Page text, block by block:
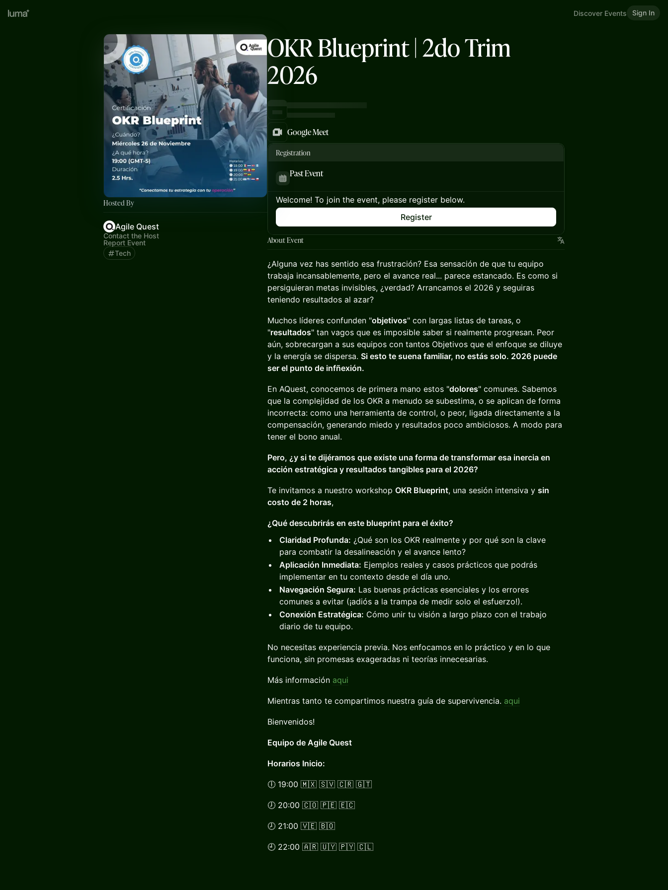
Discover Events Sign In
Hosted By
Agile Quest
Contact the Host
Report Event
Tech
OKR Blueprint | 2do Trim
2026
Google Meet
Registration
Past Event
Welcome! To join the event, please register below.
Register
About Event
¿Alguna vez has sentido esa frustración? Esa sensación de que tu equipo
trabaja incansablemente, pero el avance real... parece estancado. Es como si
persiguieran metas invisibles, ¿verdad? Arrancamos el 2026 y seguiras
teniendo resultados al azar?
Muchos líderes confunden "objetivos" con largas listas de tareas, o
"resultados" tan vagos que es imposible saber si realmente progresan. Peor
aún, sobrecargan a sus equipos con tantos Objetivos que el enfoque se diluye
y la energía se dispersa. Si esto te suena familiar, no estás solo. 2026 puede
ser el punto de infñexión.
En AQuest, conocemos de primera mano estos "dolores" comunes. Sabemos
que la complejidad de los OKR a menudo se subestima, o se aplican de forma
incorrecta: como una herramienta de control, o peor, ligada directamente a la
compensación, generando miedo y resultados poco ambiciosos. A modo para
tener el bono anual.
Pero, ¿y si te dijéramos que existe una forma de transformar esa inercia en
acción estratégica y resultados tangibles para el 2026?
Te invitamos a nuestro workshop OKR Blueprint, una sesión intensiva y sin
costo de 2 horas,
¿Qué descubrirás en este blueprint para el éxito?
Claridad Profunda: ¿Qué son los OKR realmente y por qué son la clave
para combatir la desalineación y el avance lento?
Aplicación Inmediata: Ejemplos reales y casos prácticos que podrás
implementar en tu contexto desde el día uno.
Navegación Segura: Las buenas prácticas esenciales y los errores
comunes a evitar (¡adiós a la trampa de medir solo el esfuerzo!).
Conexión Estratégica: Cómo unir tu visión a largo plazo con el trabajo
diario de tu equipo.
No necesitas experiencia previa. Nos enfocamos en lo práctico y en lo que
funciona, sin promesas exageradas ni teorías innecesarias.
Más información aqui
Mientras tanto te compartimos nuestra guía de supervivencia. aqui
Bienvenidos!
Equipo de Agile Quest
Horarios Inicio:
🕕 19:00 🇲🇽 🇸🇻 🇨🇷 🇬🇹
🕖 20:00 🇨🇴 🇵🇪 🇪🇨
🕗 21:00 🇻🇪 🇧🇴
🕘 22:00 🇦🇷 🇺🇾 🇵🇾 🇨🇱